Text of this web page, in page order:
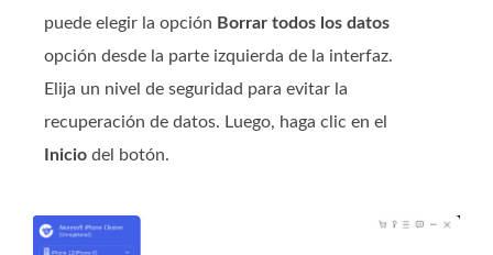
puede elegir la opción Borrar todos los datos
opción desde la parte izquierda de la interfaz.
Elija un nivel de seguridad para evitar la
recuperación de datos. Luego, haga clic en el
Inicio del botón.